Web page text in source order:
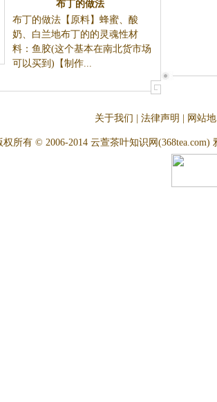
关于我们 法律声明 网站
权所有 © 2006-2014 云萱茶叶知识网